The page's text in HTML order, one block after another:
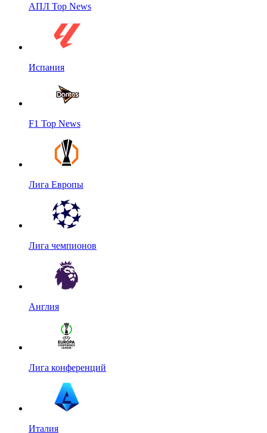
АПЛ Top News
Испания
F1 Top News
Лига Европы
Лига чемпионов
Англия
Лига конференций
Италия